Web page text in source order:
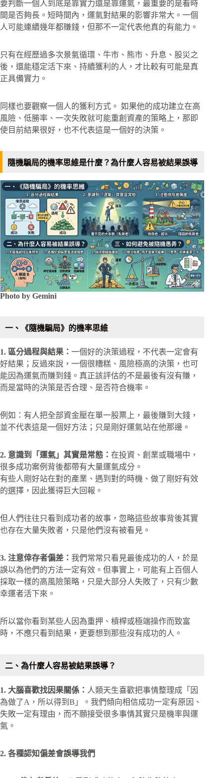
要判斷一個人到底是靠實力還是靠運氣，最重要的是看時
間是否夠長。短時間內，運氣對結果的影響非常大。一個
人可能連續幾年都賺錢，但那不一定代表他真的有能力。
只有在經歷過多次景氣循環、牛市、熊市、升息、股災之
後，還能穩定活下來、持續獲利的人，才比較有可能是真
正具備實力。
同樣也要觀察一個人的獲利方式。 如果他的成功建立在高
風險、低勝率、一次失敗就可能重創資產的策略上，那即
使目前結果很好，也不代表這是一個好的決策。
隨機騙局的機率思維是什麼？為什麼人容易被結果誤導
Photo by Gemini
一、《隨機騙局》的機率思維
1. 區分過程與結果： 一個好的決策過程，不代表一定會有
好結果；反過來說，一個很糟糕、風險極高的決策，也可
能因為運氣而賺到錢。真正該評估的不是最後有沒有賺，
而是當時的決策是否合理、是否符合機率。
例如：有人把全部資金壓在單一股票上，最後賺到大錢，
並不代表這是一個好方法；只是剛好運氣站在他那邊。
2. 意識到「運氣」其實是常態： 在投資、創業或職場中，
很多成功案例背後都帶有大量運氣成分。
有些人剛好站在對的產業、遇到對的時機、做了剛好有效
的選擇，因此獲得巨大回報。
但人們往往只看到成功者的故事，忽略這些故事背後其實
也存在大量失敗者，只是他們沒有被看見。
3. 注意倖存者偏差： 我們常常只看見最後成功的人，於是
誤以為他們的方法一定有效。但事實上，可能有上百個人
採取一樣的高風險策略，只是大部分人失敗了，只有少數
幸運者活下來。
所以當你看到某些人因為重押、槓桿或極端操作而致富
時，不應只看到結果，更要想到那些沒有成功的人。
二、為什麼人容易被結果誤導？
1. 大腦喜歡找因果關係： 人類天生喜歡把事情整理成「因
為做了A，所以得到B」。我們傾向相信成功一定有原因、
失敗一定有理由，而不願接受很多事情其實只是機率與運
氣。
2. 各種認知偏差會誤導我們